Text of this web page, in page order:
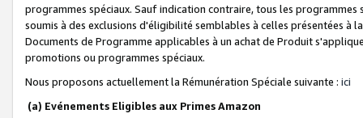
programmes spéciaux. Sauf indication contraire, tous les
soumis à des exclusions d'éligibilité semblables à celles présentées à
Documents de Programme applicables à un achat de Produit
promotions ou programmes spéciaux.
Nous proposons actuellement la Rémunération Spéciale suivante : ici
(a) Evénements Eligibles aux Primes Amazon